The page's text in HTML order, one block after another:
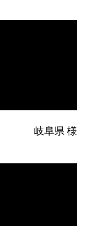
岐阜県 様